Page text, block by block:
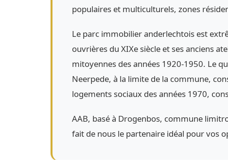
populaires et multiculturels, zones
Le parc immobilier anderlechtois est
ouvrières du XIXe siècle et ses anciens
mitoyennes des années 1920-1950. Le
Neerpede, à la limite de la commune,
logements sociaux des années 1970,
AAB, basé à Drogenbos, commune
fait de nous le partenaire idéal pour vos